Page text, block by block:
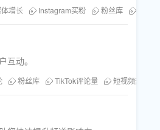
增长 Instagram买粉 粉丝库
动。
粉丝库 TikTok评论量 短视频热度提升